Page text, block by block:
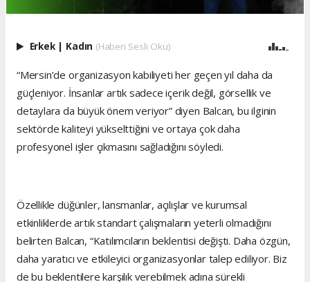
Erkek | Kadın (Haberi Sesli Oku)
“Mersin’de organizasyon kabiliyeti her geçen yıl daha da
güçleniyor. İnsanlar artık sadece içerik değil, görsellik ve
detaylara da büyük önem veriyor” diyen Balcan, bu ilginin
sektörde kaliteyi yükselttiğini ve ortaya çok daha
profesyonel işler çıkmasını sağladığını söyledi.
Özellikle düğünler, lansmanlar, açılışlar ve kurumsal
etkinliklerde artık standart çalışmaların yeterli olmadığını
belirten Balcan, “Katılımcıların beklentisi değişti. Daha özgün,
daha yaratıcı ve etkileyici organizasyonlar talep ediliyor. Biz
de bu beklentilere karşılık verebilmek adına sürekli